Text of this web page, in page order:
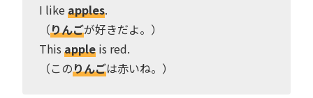
I likeapples.
（りんごが好きだよ。）
This apple is red.
（このりんごは赤いね。）